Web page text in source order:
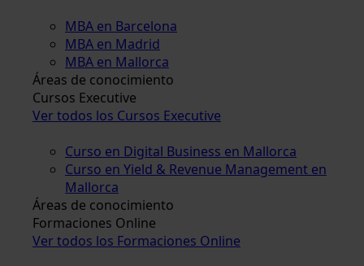
MBA en Barcelona
MBA en Madrid
MBA en Mallorca
Áreas de conocimiento
Cursos Executive
Ver todos los Cursos Executive
Curso en Digital Business en Mallorca
Curso en Yield & Revenue Management en
Mallorca
Áreas de conocimiento
Formaciones Online
Ver todos los Formaciones Online